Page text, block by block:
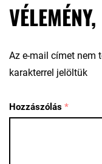
Az e-mail címet nem
karakterrel jelöltük
Hozzászólás *